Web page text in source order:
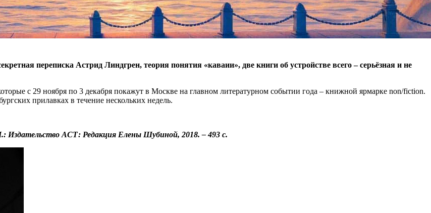
переписка Астрид Линдгрен, теория понятия «каваии», две книги об устройстве всего – серьёзная и не
с 29 ноября по 3 декабря покажут в Москве на главном литературном событии года – книжной ярмарке non/fiction.
прилавках в течение нескольких недель.
Издательство АСТ: Редакция Елены Шубиной, 2018. – 493 с.